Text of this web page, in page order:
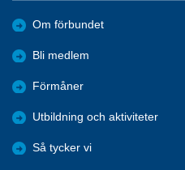
Om förbundet
Bli medlem
Förmåner
Utbildning och aktiviteter
Så tycker vi